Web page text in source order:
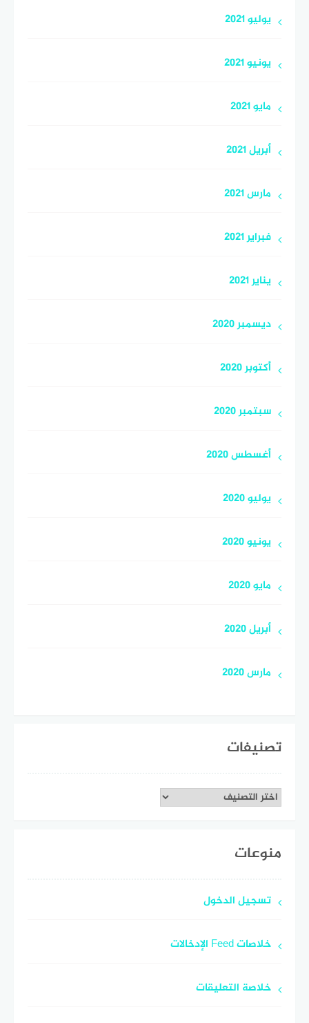
يوليو 2021
يونيو 2021
مايو 2021
أبريل 2021
مارس 2021
فبراير 2021
يناير 2021
ديسمبر 2020
أكتوبر 2020
سبتمبر 2020
أغسطس 2020
يوليو 2020
يونيو 2020
مايو 2020
أبريل 2020
مارس 2020
تصنيفات
تصنيفات
منوعات
تسجيل الدخول
خلاصات Feed الإدخالات
خلاصة التعليقات